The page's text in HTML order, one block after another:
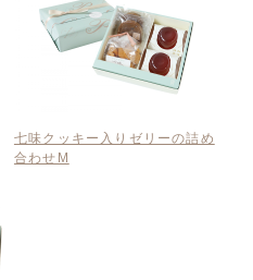
七味クッキー入りゼリーの詰め
合わせM